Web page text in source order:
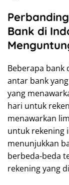
Bank di
Beberapa
antar bank
yang
hari untuk
menawarkan
untuk rekening
menunjukkan
berbeda-beda
rekening yang